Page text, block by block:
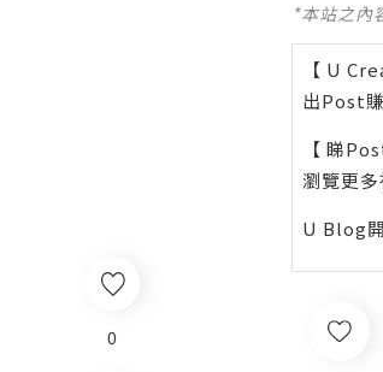
0
*本站之內
【 U
出Post
【 睇
瀏覽更多
U Blog